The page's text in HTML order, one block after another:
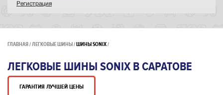
Регистрация
ГЛАВНАЯ ЛЕГКОВЫЕ ШИНЫ ШИНЫ SONIX
ЛЕГКОВЫЕ ШИНЫ SONIX В САРАТОВЕ
ГАРАНТИЯ ЛУЧШЕЙ ЦЕНЫ